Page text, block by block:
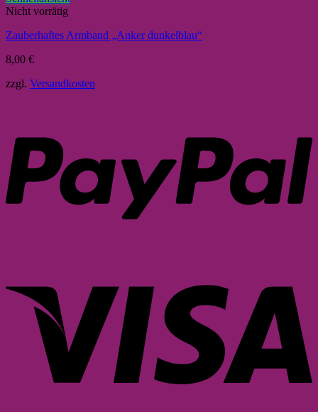
Nicht vorrätig
Zauberhaftes Armband „Anker dunkelblau“
8,00 €
zzgl. Versandkosten